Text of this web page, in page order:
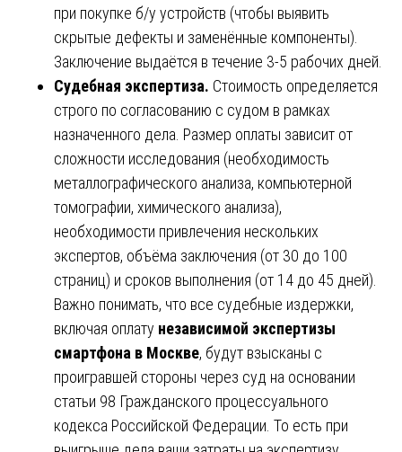
при покупке б/у устройств (чтобы выявить
скрытые дефекты и заменённые компоненты).
Заключение выдаётся в течение 3-5 рабочих дней.
Судебная экспертиза. Стоимость определяется
строго по согласованию с судом в рамках
назначенного дела. Размер оплаты зависит от
сложности исследования (необходимость
металлографического анализа, компьютерной
томографии, химического анализа),
необходимости привлечения нескольких
экспертов, объёма заключения (от 30 до 100
страниц) и сроков выполнения (от 14 до 45 дней).
Важно понимать, что все судебные издержки,
включая оплату независимой экспертизы
смартфона в Москве, будут взысканы с
проигравшей стороны через суд на основании
статьи 98 Гражданского процессуального
кодекса Российской Федерации. То есть при